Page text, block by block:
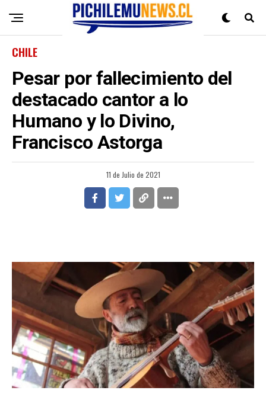
CHILE
Pesar por fallecimiento del
destacado cantor a lo
Humano y lo Divino,
Francisco Astorga
11 de Julio de 2021